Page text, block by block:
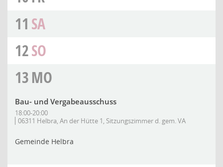
11 SA
12SO
13MO
Bau- und Vergabeausschuss
18:00-20:00
06311 Helbra, An der Hütte 1, Sitzungszimmer d. gem. VA
Gemeinde Helbra